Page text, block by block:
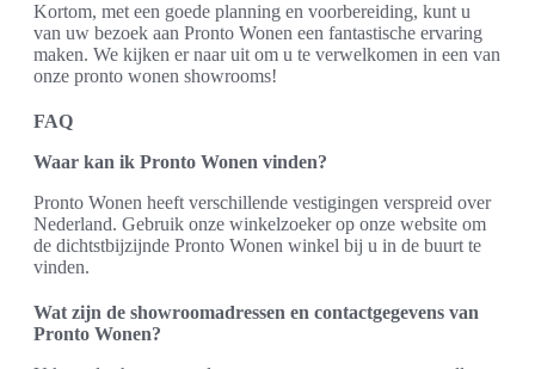
Kortom, met een goede planning en voorbereiding, kunt u
van uw bezoek aan Pronto Wonen een fantastische ervaring
maken. We kijken er naar uit om u te verwelkomen in een van
onze pronto wonen showrooms!
FAQ
Waar kan ik Pronto Wonen vinden?
Pronto Wonen heeft verschillende vestigingen verspreid over
Nederland. Gebruik onze winkelzoeker op onze website om
de dichtstbijzijnde Pronto Wonen winkel bij u in de buurt te
vinden.
Wat zijn de showroomadressen en contactgegevens van
Pronto Wonen?